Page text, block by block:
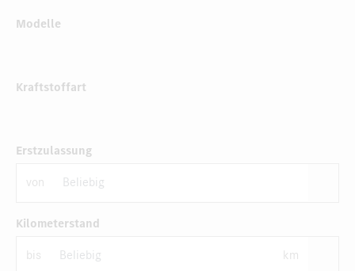
Modelle
Kraftstoffart
Erstzulassung
von
Kilometerstand
bis km